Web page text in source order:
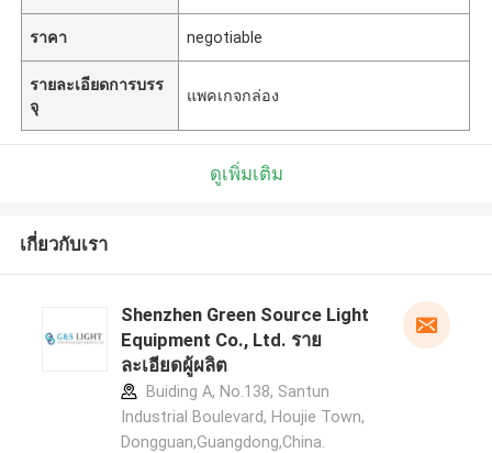
ราคา negotiable
รายละเอียดการบรร
จุ
แพคเกจกล่อง
ดูเพิ่มเติม
เกี่ยวกับเรา
Shenzhen Green Source Light
Equipment Co., Ltd. ราย
ละเอียดผู้ผลิต
Buiding A, No.138, Santun
Industrial Boulevard, Houjie Town,
Dongguan,Guangdong,China.